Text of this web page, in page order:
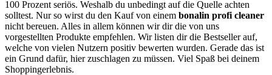
100 Prozent seriös. Weshalb du unbedingt auf die Quelle achten
solltest. Nur so wirst du den Kauf von einem bonalin profi cleaner
nicht bereuen. Alles in allem können wir dir die von uns
vorgestellten Produkte empfehlen. Wir listen dir die Bestseller auf,
welche von vielen Nutzern positiv bewerten wurden. Gerade das ist
ein Grund dafür, hier zuschlagen zu müssen. Viel Spaß bei deinem
Shoppingerlebnis.